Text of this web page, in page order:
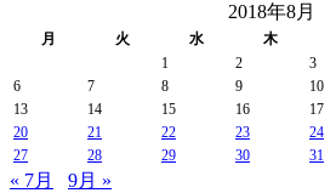
2018年8月
月 火 水 木
1
2 3
6
7 8 9 10
13
14 15 16 17
20
21 22 23 24
27
28 29 30 31
« 7月 9月 »